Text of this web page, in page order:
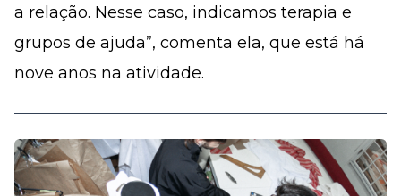
a relação. Nesse caso, indicamos terapia e
grupos de ajuda”, comenta ela, que está há
nove anos na atividade.